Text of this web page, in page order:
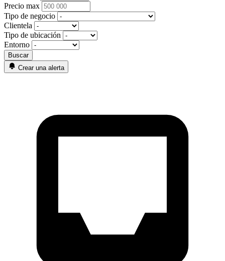
Precio max
Tipo de negocio
Clientela
Tipo de ubicación
Entorno
Crear una alerta